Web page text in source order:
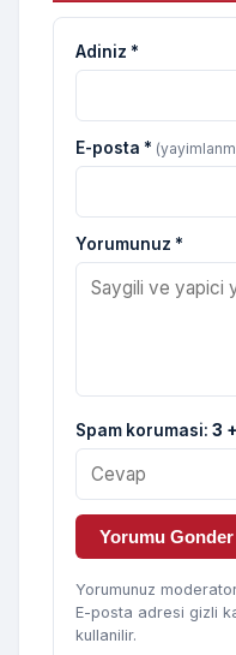
Adiniz *
E-posta *
Yorumunuz *
Spam korumasi: 3
Yorumu Gonder
Yorumunuz
E-posta adresi gizli
kullanilir.